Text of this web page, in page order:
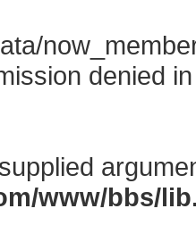
denied
www/bbs/